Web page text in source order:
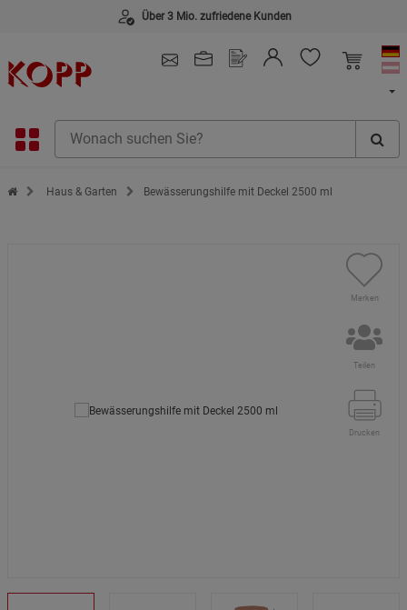
Zur Startseite des Kopp Verlag Online-Shop
Haus & Garten Bewässerungshilfe mit Deckel 2500 ml
Merken
Teilen
Drucken